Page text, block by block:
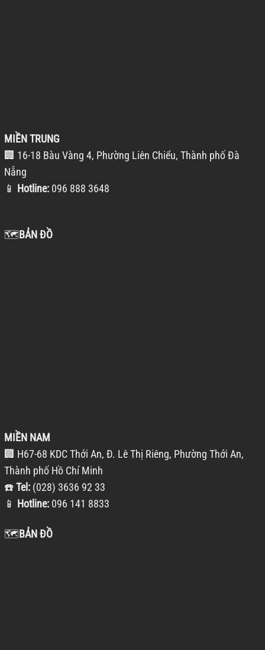
MIỀN TRUNG
🏢 16-18 Bàu Vàng 4, Phường Liên Chiểu, Thành phố Đà
Nẵng
📱 Hotline: 096 888 3648
🗺️BẢN ĐỒ
MIỀN NAM
🏢 H67-68 KDC Thới An, Đ. Lê Thị Riêng, Phường Thới An,
Thành phố Hồ Chí Minh
☎️Tel: (028) 3636 92 33
📱 Hotline: 096 141 8833
🗺️BẢN ĐỒ